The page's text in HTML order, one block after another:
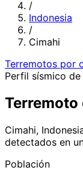
/
Indonesia
/
Cimahi
Terremotos por
Perfil sísmico
Terremoto
Cimahi,
detectados en
Población